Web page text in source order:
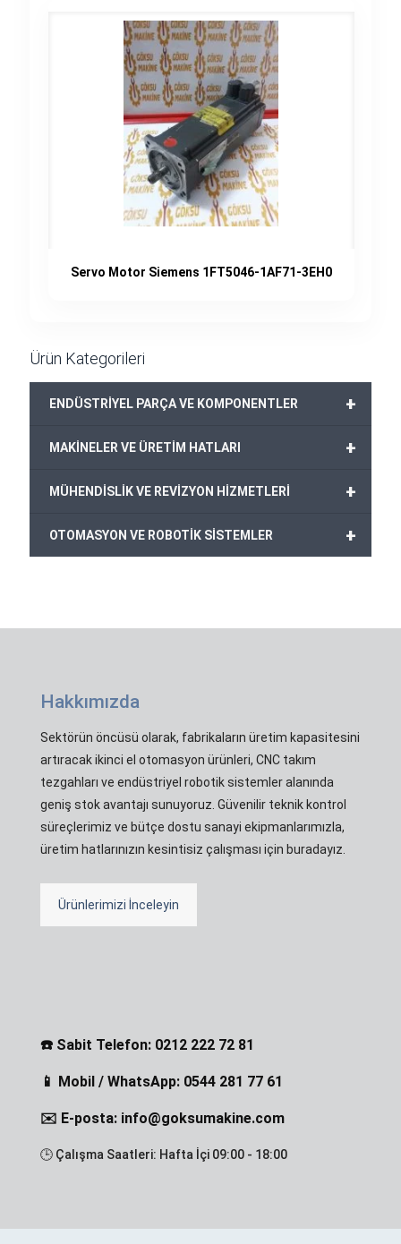
Servo Motor Siemens 1FT5046-1AF71-3EH0
Ürün Kategorileri
+
ENDÜSTRİYEL PARÇA VE KOMPONENTLER
+
MAKİNELER VE ÜRETİM HATLARI
+
MÜHENDİSLİK VE REVİZYON HİZMETLERİ
+
OTOMASYON VE ROBOTİK SİSTEMLER
Hakkımızda
Sektörün öncüsü olarak, fabrikaların üretim kapasitesini
artıracak ikinci el otomasyon ürünleri, CNC takım
tezgahları ve endüstriyel robotik sistemler alanında
geniş stok avantajı sunuyoruz. Güvenilir teknik kontrol
süreçlerimiz ve bütçe dostu sanayi ekipmanlarımızla,
üretim hatlarınızın kesintisiz çalışması için buradayız.
Ürünlerimizi İnceleyin
☎️ Sabit Telefon: 0212 222 72 81
📱 Mobil / WhatsApp: 0544 281 77 61
✉️ E-posta: info@goksumakine.com
🕒 Çalışma Saatleri: Hafta İçi 09:00 - 18:00